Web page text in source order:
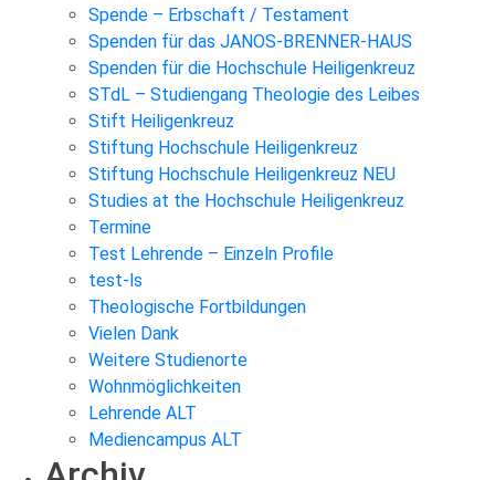
Spende – Erbschaft / Testament
Spenden für das JANOS-BRENNER-HAUS
Spenden für die Hochschule Heiligenkreuz
STdL – Studiengang Theologie des Leibes
Stift Heiligenkreuz
Stiftung Hochschule Heiligenkreuz
Stiftung Hochschule Heiligenkreuz NEU
Studies at the Hochschule Heiligenkreuz
Termine
Test Lehrende – Einzeln Profile
test-ls
Theologische Fortbildungen
Vielen Dank
Weitere Studienorte
Wohnmöglichkeiten
Lehrende ALT
Mediencampus ALT